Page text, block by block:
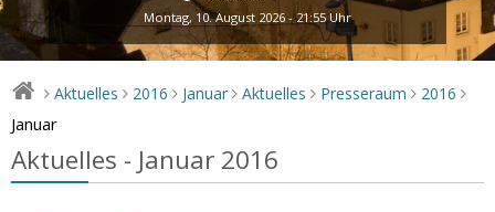
Montag, 10. August 2026 - 21:55 Uhr
> Aktuelles > 2016 > Januar > Aktuelles > Presseraum > 2016 >
Januar
Aktuelles - Januar 2016